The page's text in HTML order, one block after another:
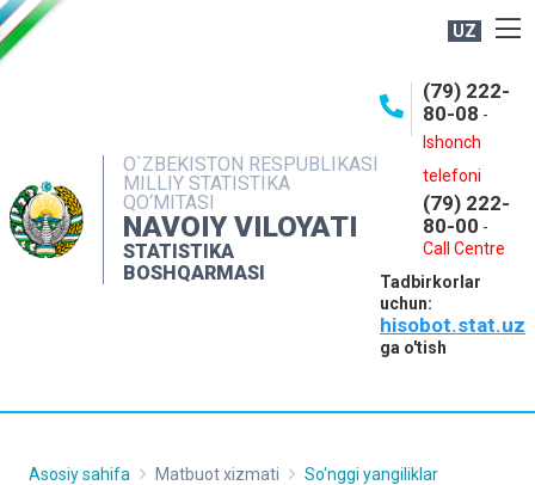
UZ
O`ZBEKISTON RESPUBLIKASI
MILLIY STATISTIKA
QO‘MITASI
NAVOIY VILOYATI
STATISTIKA
BOSHQARMASI
(79) 222-
80-08 -
Ishonch
telefoni
(79) 222-
80-00 -
Call Centre
Tadbirkorlar
uchun:
hisobot.stat.uz
ga o'tish
OCHIQ MA'LUMOTLAR
INTERAKTIV XIZMATLAR
MUROJAATLAR
Asosiy sahifa Matbuot xizmati So'nggi yangiliklar